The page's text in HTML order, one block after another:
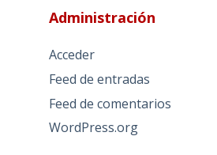
Administración
Acceder
Feed de entradas
Feed de comentarios
WordPress.org